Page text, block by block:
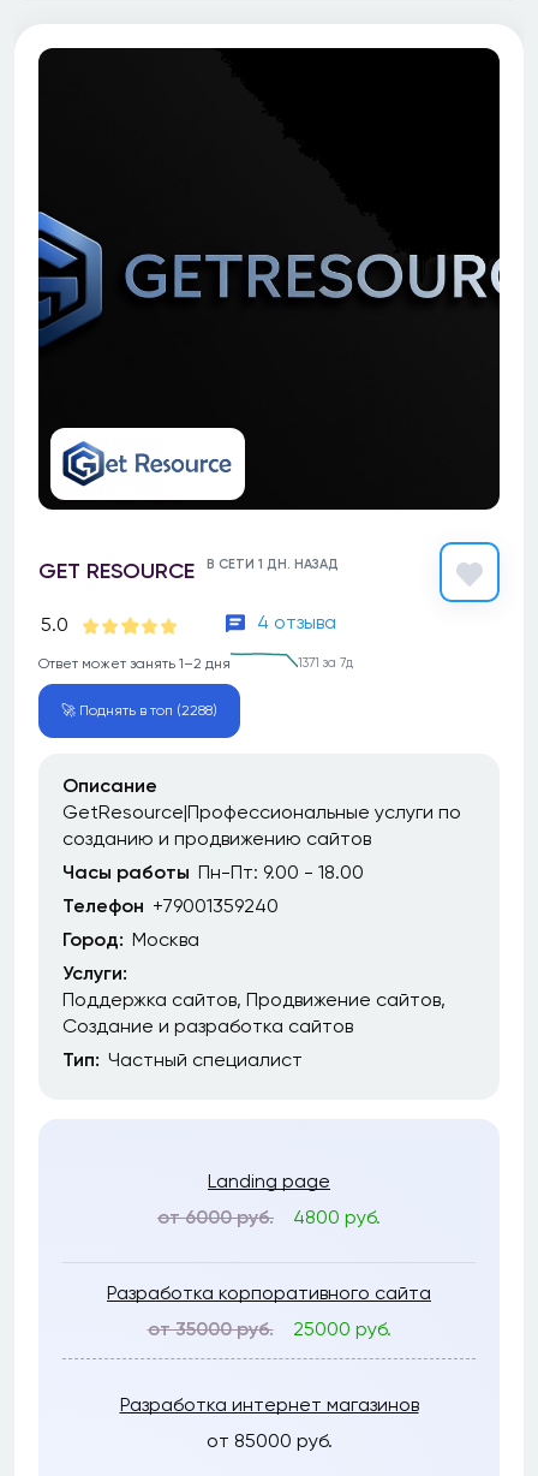
GET RESOURCE В СЕТИ 1 ДН. НАЗАД
5.0 4 отзыва
Ответ может занять 1–2 дня 1371 за 7д
🚀 Поднять в топ (2288)
Описание
GetResource|Профессиональные услуги по
созданию и продвижению сайтов
Часы работы Пн-Пт: 9.00 - 18.00
Телефон +79001359240
Город: Москва
Услуги:
Поддержка сайтов Продвижение сайтов
Создание и разработка сайтов
Тип: Частный специалист
Landing page
от 6000 руб.
4800 руб.
Разработка корпоративного сайта
от 35000 руб.
25000 руб.
Разработка интернет магазинов
от 85000 руб.